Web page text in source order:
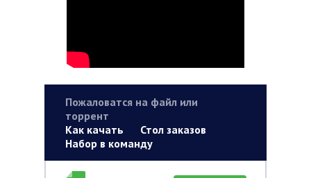
Пожаловатся на файл или
торрент
Как качать
Стол заказов
Набор в команду